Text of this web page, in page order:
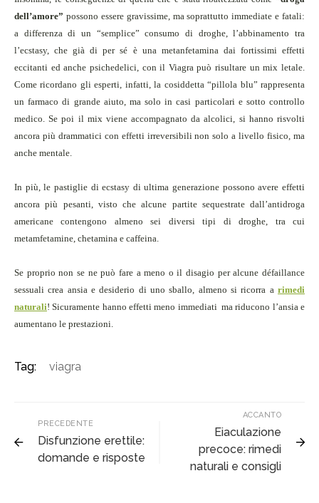
dell’amore” possono essere gravissime, ma soprattutto immediate e fatali:
a differenza di un “semplice” consumo di droghe, l’abbinamento tra
l’ecstasy, che già di per sé è una metanfetamina dai fortissimi effetti
eccitanti ed anche psichedelici, con il Viagra può risultare un mix letale.
Come ricordano gli esperti, infatti, la cosiddetta “pillola blu” rappresenta
un farmaco di grande aiuto, ma solo in casi particolari e sotto controllo
medico. Se poi il mix viene accompagnato da alcolici, si hanno risvolti
ancora più drammatici con effetti irreversibili non solo a livello fisico, ma
anche mentale.
In più, le pastiglie di ecstasy di ultima generazione possono avere effetti
ancora più pesanti, visto che alcune partite sequestrate dall’antidroga
americane contengono almeno sei diversi tipi di droghe, tra cui
metamfetamine, chetamina e caffeina.
Se proprio non se ne può fare a meno o il disagio per alcune défaillance
sessuali crea ansia e desiderio di uno sballo, almeno si ricorra a rimedi
naturali! Sicuramente hanno effetti meno immediati ma riducono l’ansia e
aumentano le prestazioni.
Tag: viagra
PRECEDENTE
Disfunzione erettile:
domande e risposte
ACCANTO
Eiaculazione
precoce: rimedi
naturali e consigli